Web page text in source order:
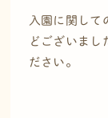
入園に関して
どございまし
ださい。